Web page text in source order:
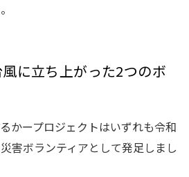
に立ち上がった2つのボ
かープロジェクトはいずれも令和
害ボランティアとして発足しまし